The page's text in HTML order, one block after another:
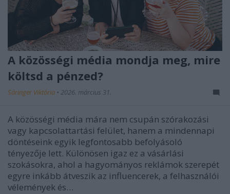
A közösségi média mondja meg, mire
költsd a pénzed?
Sáringer Viktória • 2026. március 31.
A közösségi média mára nem csupán szórakozási
vagy kapcsolattartási felület, hanem a mindennapi
döntéseink egyik legfontosabb befolyásoló
tényezője lett. Különösen igaz ez a vásárlási
szokásokra, ahol a hagyományos reklámok szerepét
egyre inkább átveszik az influencerek, a felhasználói
vélemények és…